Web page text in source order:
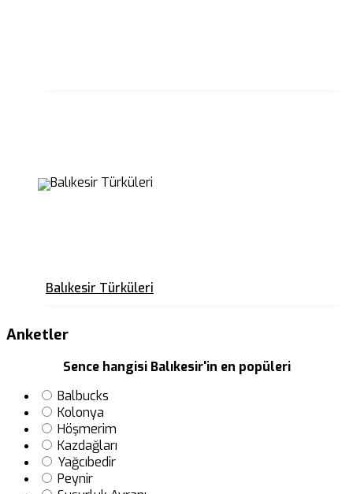
Balıkesir Türküleri
Anketler
Sence hangisi Balıkesir'in en popüleri
Balbucks
Kolonya
Höşmerim
Kazdağları
Yağcıbedir
Peynir